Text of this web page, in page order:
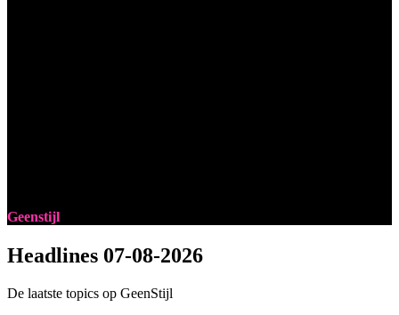
Geenstijl
Headlines 07-08-2026
De laatste topics op GeenStijl